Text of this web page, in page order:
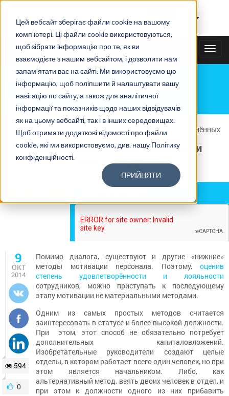
Цей вебсайт зберігає файли cookie на вашому
комп’ютері. Ці файли cookie використовуються,
щоб зібрати інформацію про те, як ви
взаємодієте з нашим вебсайтом, і дозволити нам
запам’ятати вас на сайті. Ми використовуємо цю
інформацію, щоб поліпшити й налаштувати вашу
навігацію по сайту, а також для аналітичної
інформації та показників щодо наших відвідувачів
як на цьому вебсайті, так і в інших середовищах.
Щоб отримати додаткові відомості про файли
cookie, які ми використовуємо, див. нашу Політику
конфіденційності.
ПРИЙНЯТИ
+38(067)3538585
БЛОГ
Главная »Блог»Простейшие способы мотивации подчинённых
Простейшие способы мотивации
подчинённых
9
ОКТ
2014
594
0
Помимо диалога, существуют и другие «нижние»
методы мотивации персонала. Поэтому, оценив
степень удовлетворённости и лояльности
сотрудников, можно приступать к последующему
этапу мотивации не материальными методами.
Одним из самых простых методов считается
заинтересовать в статусе и более высокой должности.
При этом, этот способ не обязательно потребует
дополнительных капиталовложений.
Изобретательные руководители создают целые
отделы, в котором работает всего один человек, но при
этом является начальником. Либо, как
альтернативный метод, взять двоих человек в отдел, и
при этом к должности одного из них прибавить